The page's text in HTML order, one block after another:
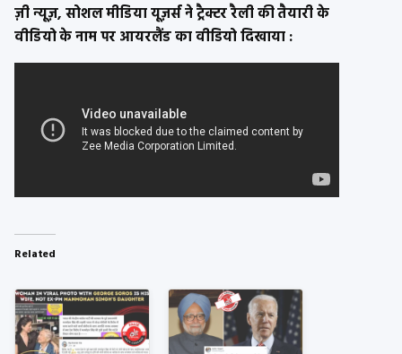
ज़ी न्यूज़, सोशल मीडिया यूज़र्स ने ट्रैक्टर रैली की तैयारी के
वीडियो के नाम पर आयरलैंड का वीडियो दिखाया :
Related